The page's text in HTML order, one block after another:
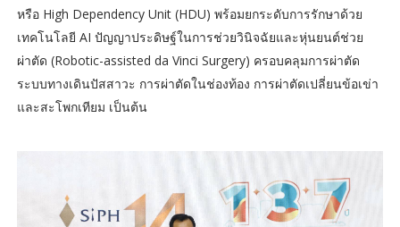
หรือ High Dependency Unit (HDU) พร้อมยกระดับการรักษาด้วย
เทคโนโลยี AI ปัญญาประดิษฐ์ในการช่วยวินิจฉัยและหุ่นยนต์ช่วย
ผ่าตัด (Robotic-assisted da Vinci Surgery) ครอบคลุมการผ่าตัด
ระบบทางเดินปัสสาวะ การผ่าตัดในช่องท้อง การผ่าตัดเปลี่ยนข้อเข่า
และสะโพกเทียม เป็นต้น